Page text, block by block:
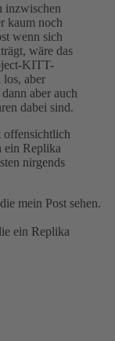
inzwischen
kaum noch
wenn sich
wäre das
KITT-
aber
aber auch
dabei sind.
offensichtlich
ein Replika
nirgends
mein Post sehen.
ein Replika